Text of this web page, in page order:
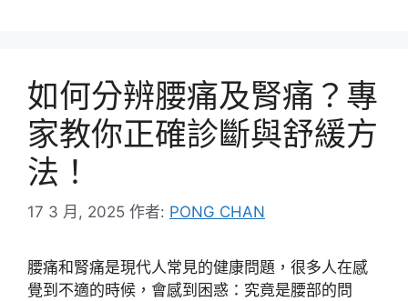
如何分辨腰痛及腎痛？專
家教你正確診斷與舒緩方
法！
17 3 月, 2025 作者: PONG CHAN
腰痛和腎痛是現代人常見的健康問題，很多人在感
覺到不適的時候，會感到困惑：究竟是腰部的問